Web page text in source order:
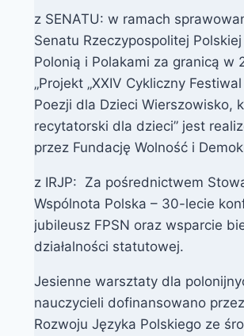
z SENATU: w ramach
Senatu Rzeczypospolitej
Polonią i Polakami za granicą w
„Projekt „XXIV Cykliczny
Poezji dla Dzieci Wierszowisko,
recytatorski dla dzieci” jest
przez Fundację Wolność i
z IRJP: Za pośrednictwem
Wspólnota Polska – 30-lecie
jubileusz FPSN oraz wsparcie
działalności statutowej.
Jesienne warsztaty dla
nauczycieli dofinansowano
Rozwoju Języka Polskiego ze